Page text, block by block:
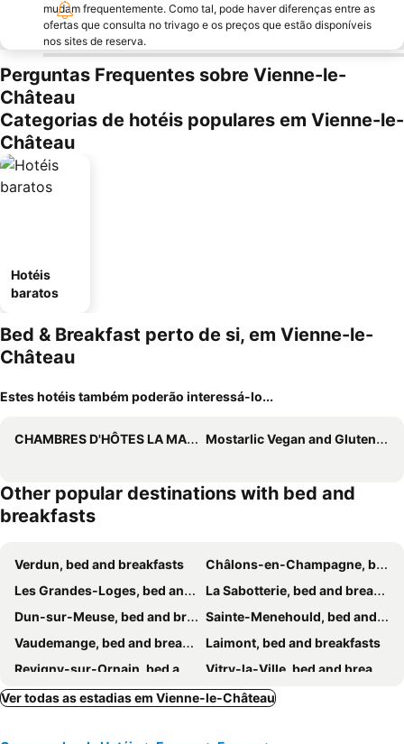
mudam frequentemente. Como tal, pode haver diferenças entre as
ofertas que consulta no trivago e os preços que estão disponíveis
nos sites de reserva.
Perguntas Frequentes sobre Vienne-le-
Château
Categorias de hotéis populares em Vienne-le-
Château
Hotéis
baratos
Bed & Breakfast perto de si, em Vienne-le-
Château
Estes hotéis também poderão interessá-lo...
CHAMBRES D'HÔTES LA MADELEINE Mostarlic Vegan and Gluten free B&B
Other popular destinations with bed and
breakfasts
Verdun, bed and breakfasts
Châlons-en-Champagne, bed and breakfasts
Les Grandes-Loges, bed and breakfasts
La Sabotterie, bed and breakfasts
Dun-sur-Meuse, bed and breakfasts
Sainte-Menehould, bed and breakfasts
Vaudemange, bed and breakfasts
Laimont, bed and breakfasts
Revigny-sur-Ornain, bed and breakfasts
Vitry-la-Ville, bed and breakfasts
Ballay, bed and breakfasts
Authe, bed and breakfasts
Ver todas as estadias em Vienne-le-Château